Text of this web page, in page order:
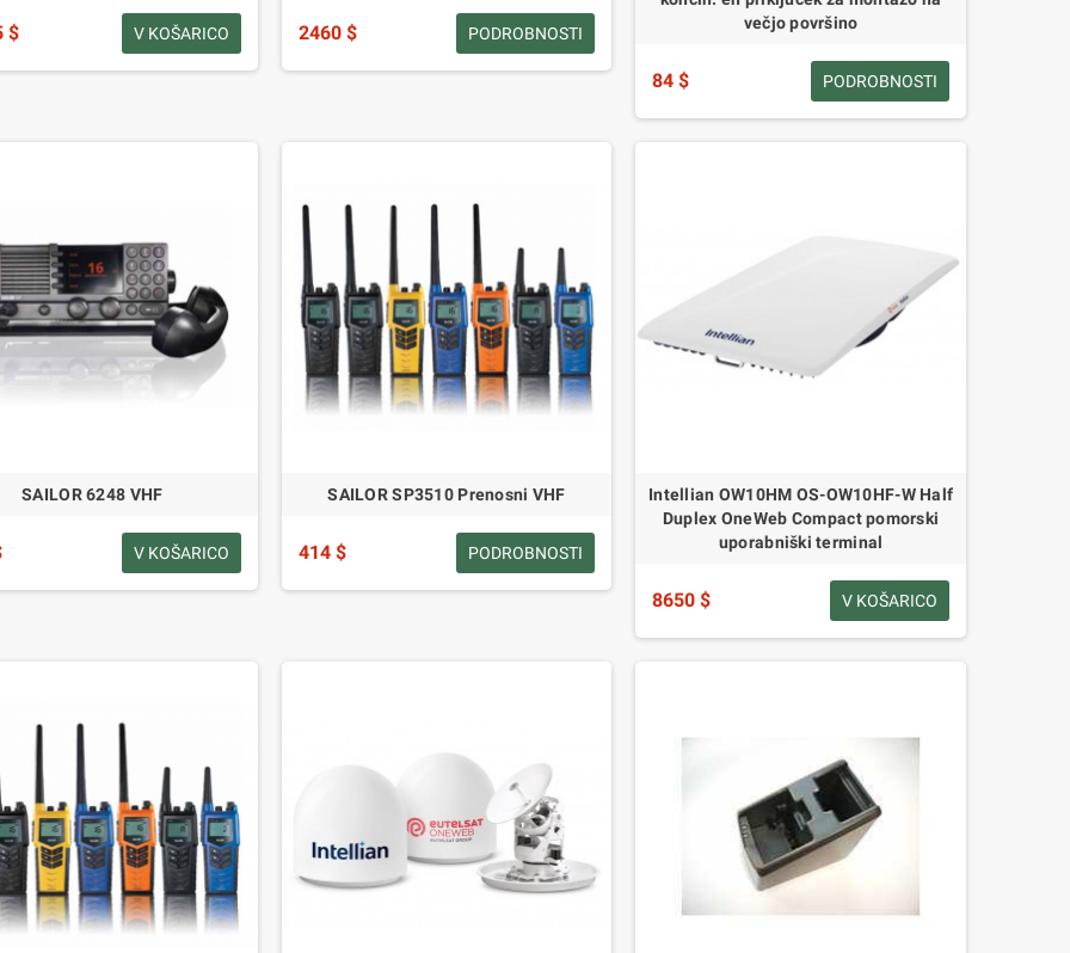
$ V KOŠARICO 2460 $ PODROBNOSTI
večjo površino
84 $ PODROBNOSTI
SAILOR 6248 VHF
V KOŠARICO
SAILOR SP3510 Prenosni VHF
414 $ PODROBNOSTI
Intellian OW10HM OS-OW10HF-W Half
Duplex OneWeb Compact pomorski
uporabniški terminal
8650 $ V KOŠARICO